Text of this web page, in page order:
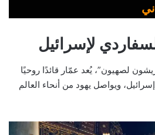
لإسرائيل
لصهيون”، يُعد عمّار قائدًا روحيًا
ويواصل يهود من أنحاء العالم